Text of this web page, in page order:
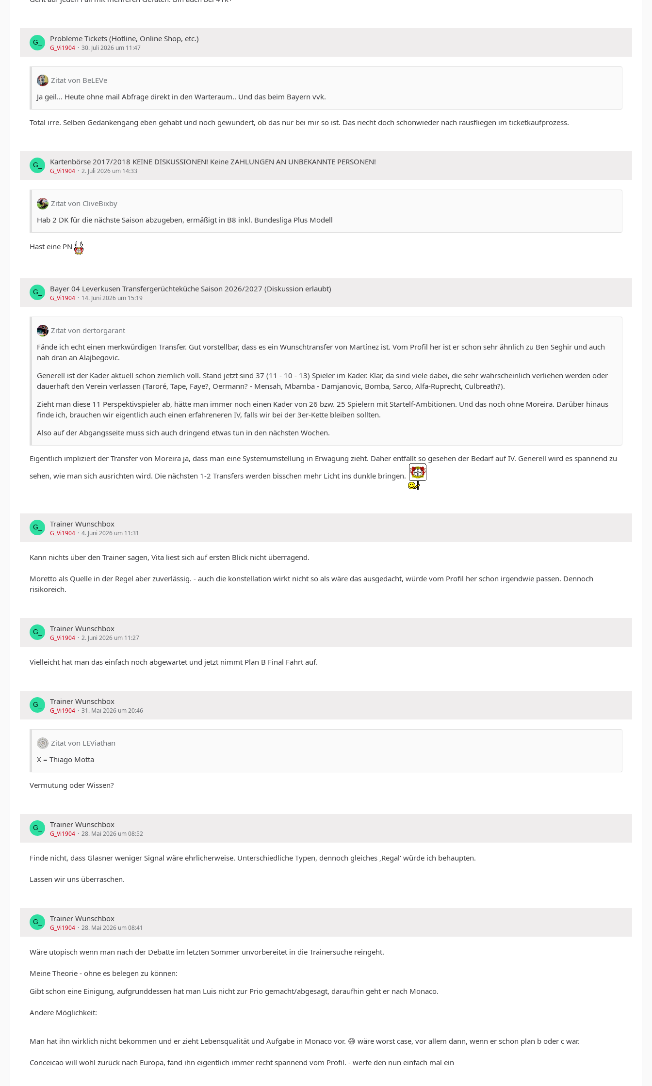
Probleme Tickets (Hotline, Online Shop, etc.)
G_Vi1904 30. Juli 2026 um 11:47
Zitat von BeLEVe
Ja geil... Heute ohne mail Abfrage direkt in den Warteraum.. Und das beim Bayern vvk.
Total irre. Selben Gedankengang eben gehabt und noch gewundert, ob das nur bei mir so ist. Das riecht doch schonwieder nach rausfliegen im ticketkaufprozess.
Kartenbörse 2017/2018 KEINE DISKUSSIONEN! Keine ZAHLUNGEN AN UNBEKANNTE PERSONEN!
G_Vi1904 2. Juli 2026 um 14:33
Zitat von CliveBixby
Hab 2 DK für die nächste Saison abzugeben, ermäßigt in B8 inkl. Bundesliga Plus Modell
Hast eine PN
Bayer 04 Leverkusen Transfergerüchteküche Saison 2026/2027 (Diskussion erlaubt)
G_Vi1904 14. Juni 2026 um 15:19
Zitat von dertorgarant
Fände ich echt einen merkwürdigen Transfer. Gut vorstellbar, dass es ein Wunschtransfer von Martínez ist. Vom Profil her ist er schon sehr ähnlich zu Ben Seghir und auch
nah dran an Alajbegovic.
Generell ist der Kader aktuell schon ziemlich voll. Stand jetzt sind 37 (11 - 10 - 13) Spieler im Kader. Klar, da sind viele dabei, die sehr wahrscheinlich verliehen werden oder
dauerhaft den Verein verlassen (Taroré, Tape, Faye?, Oermann? - Mensah, Mbamba - Damjanovic, Bomba, Sarco, Alfa-Ruprecht, Culbreath?).
Zieht man diese 11 Perspektivspieler ab, hätte man immer noch einen Kader von 26 bzw. 25 Spielern mit Startelf-Ambitionen. Und das noch ohne Moreira. Darüber hinaus
finde ich, brauchen wir eigentlich auch einen erfahreneren IV, falls wir bei der 3er-Kette bleiben sollten.
Also auf der Abgangsseite muss sich auch dringend etwas tun in den nächsten Wochen.
Eigentlich impliziert der Transfer von Moreira ja, dass man eine Systemumstellung in Erwägung zieht. Daher entfällt so gesehen der Bedarf auf IV. Generell wird es spannend zu
sehen, wie man sich ausrichten wird. Die nächsten 1-2 Transfers werden bisschen mehr Licht ins dunkle bringen.
Trainer Wunschbox
G_Vi1904 4. Juni 2026 um 11:31
Kann nichts über den Trainer sagen, Vita liest sich auf ersten Blick nicht überragend.
Moretto als Quelle in der Regel aber zuverlässig. - auch die konstellation wirkt nicht so als wäre das ausgedacht, würde vom Profil her schon irgendwie passen. Dennoch
risikoreich.
Trainer Wunschbox
G_Vi1904 2. Juni 2026 um 11:27
Vielleicht hat man das einfach noch abgewartet und jetzt nimmt Plan B Final Fahrt auf.
Trainer Wunschbox
G_Vi1904 31. Mai 2026 um 20:46
Zitat von LEViathan
X = Thiago Motta
Vermutung oder Wissen?
Trainer Wunschbox
G_Vi1904 28. Mai 2026 um 08:52
Finde nicht, dass Glasner weniger Signal wäre ehrlicherweise. Unterschiedliche Typen, dennoch gleiches ‚Regal‘ würde ich behaupten.
Lassen wir uns überraschen.
Trainer Wunschbox
G_Vi1904 28. Mai 2026 um 08:41
Wäre utopisch wenn man nach der Debatte im letzten Sommer unvorbereitet in die Trainersuche reingeht.
Meine Theorie - ohne es belegen zu können:
Gibt schon eine Einigung, aufgrunddessen hat man Luis nicht zur Prio gemacht/abgesagt, daraufhin geht er nach Monaco.
Andere Möglichkeit:
Man hat ihn wirklich nicht bekommen und er zieht Lebensqualität und Aufgabe in Monaco vor. 😅 wäre worst case, vor allem dann, wenn er schon plan b oder c war.
Conceicao will wohl zurück nach Europa, fand ihn eigentlich immer recht spannend vom Profil. - werfe den nun einfach mal ein